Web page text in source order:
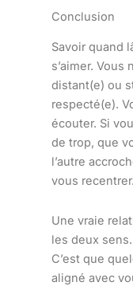
Conclusion
Savoir quand
s’aimer. Vous
distant(e) ou
respecté(e).
écouter. Si
de trop, que
l’autre
vous recentrer.
Une vraie
les deux
C’est que
aligné avec